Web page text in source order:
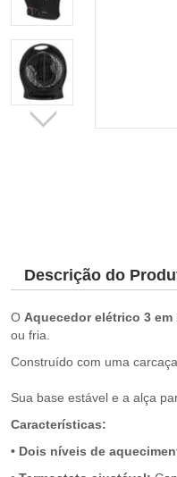
Descrição do
O Aquecedor elétrico 3
ou fria.
Construído com uma
Sua base estável e a alça
Características:
• Dois níveis de